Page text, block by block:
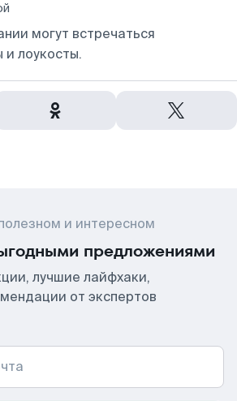
могут встречаться
лоукосты.
и интересном
предложениями
лучшие лайфхаки,
от экспертов